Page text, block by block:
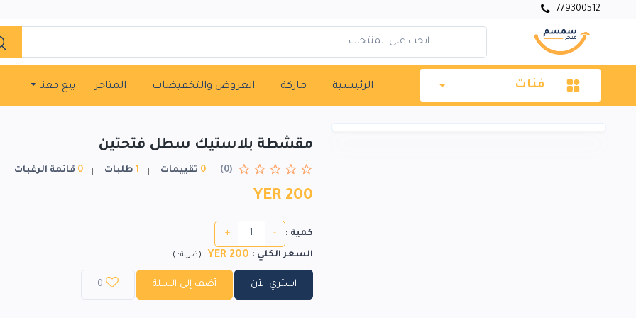
779300512
فئات الرئيسية ماركة العروض والتخفيضات المتاجر بيع معنا
مقشطة بلاستيك سطل فتحتين
(0)
0 تقييمات 1طلبات 0 قائمة الرغبات
YER 200
كمية : -
+
السعر الكلي :
200 YER
(ضريبة : )
اشتري الآن أضف إلى السلة 0